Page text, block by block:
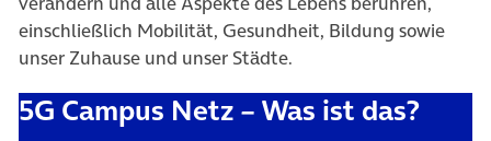
einschließlich Mobilität, Gesundheit, Bildung sowie
unser Zuhause und unser Städte.
5G Campus Netz – Was ist das?